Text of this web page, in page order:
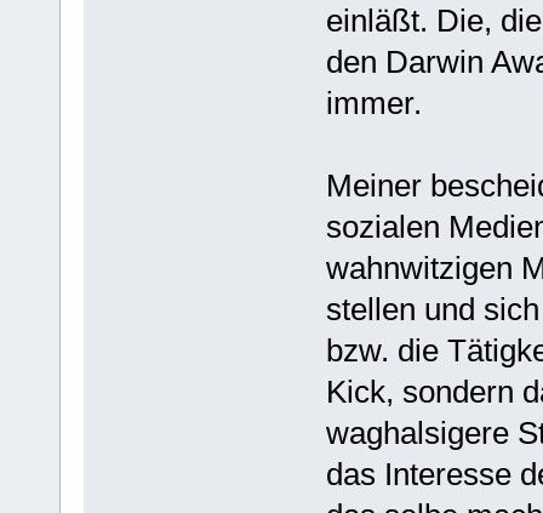
einläßt. Die,
den Darwin
immer.
Meiner
sozialen
wahnwitzigen
stellen und
bzw. die
Kick, sondern
waghalsigere
das Interesse